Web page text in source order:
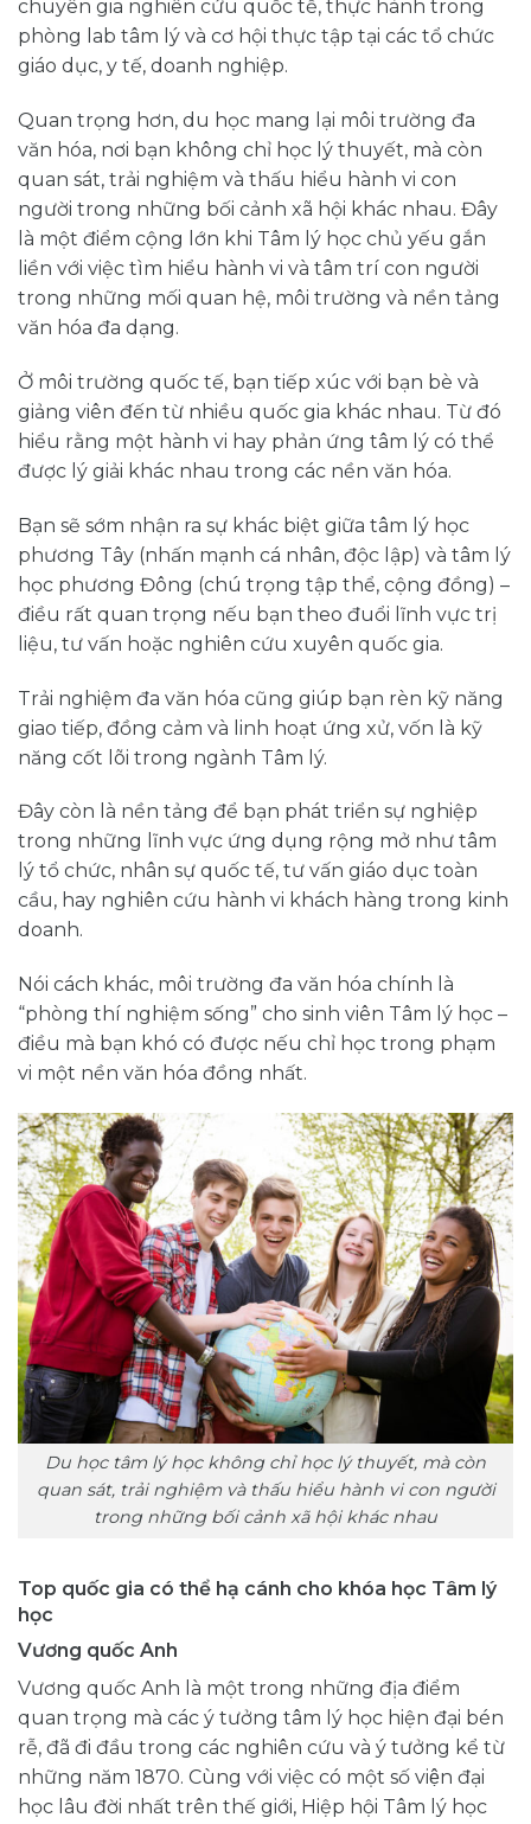
chuyên gia nghiên cứu quốc tế, thực hành trong
phòng lab tâm lý và cơ hội thực tập tại các tổ chức
giáo dục, y tế, doanh nghiệp.
Quan trọng hơn, du học mang lại môi trường đa
văn hóa, nơi bạn không chỉ học lý thuyết, mà còn
quan sát, trải nghiệm và thấu hiểu hành vi con
người trong những bối cảnh xã hội khác nhau. Đây
là một điểm cộng lớn khi Tâm lý học chủ yếu gắn
liền với việc tìm hiểu hành vi và tâm trí con người
trong những mối quan hệ, môi trường và nền tảng
văn hóa đa dạng.
Ở môi trường quốc tế, bạn tiếp xúc với bạn bè và
giảng viên đến từ nhiều quốc gia khác nhau. Từ đó
hiểu rằng một hành vi hay phản ứng tâm lý có thể
được lý giải khác nhau trong các nền văn hóa.
Bạn sẽ sớm nhận ra sự khác biệt giữa tâm lý học
phương Tây (nhấn mạnh cá nhân, độc lập) và tâm lý
học phương Đông (chú trọng tập thể, cộng đồng) –
điều rất quan trọng nếu bạn theo đuổi lĩnh vực trị
liệu, tư vấn hoặc nghiên cứu xuyên quốc gia.
Trải nghiệm đa văn hóa cũng giúp bạn rèn kỹ năng
giao tiếp, đồng cảm và linh hoạt ứng xử, vốn là kỹ
năng cốt lõi trong ngành Tâm lý.
Đây còn là nền tảng để bạn phát triển sự nghiệp
trong những lĩnh vực ứng dụng rộng mở như tâm
lý tổ chức, nhân sự quốc tế, tư vấn giáo dục toàn
cầu, hay nghiên cứu hành vi khách hàng trong kinh
doanh.
Nói cách khác, môi trường đa văn hóa chính là
“phòng thí nghiệm sống” cho sinh viên Tâm lý học –
điều mà bạn khó có được nếu chỉ học trong phạm
vi một nền văn hóa đồng nhất.
Du học tâm lý học không chỉ học lý thuyết, mà còn
quan sát, trải nghiệm và thấu hiểu hành vi con người
trong những bối cảnh xã hội khác nhau
Top quốc gia có thể hạ cánh cho khóa học Tâm lý
học
Vương quốc Anh
Vương quốc Anh là một trong những địa điểm
quan trọng mà các ý tưởng tâm lý học hiện đại bén
rễ, đã đi đầu trong các nghiên cứu và ý tưởng kể từ
những năm 1870. Cùng với việc có một số viện đại
học lâu đời nhất trên thế giới, Hiệp hội Tâm lý học